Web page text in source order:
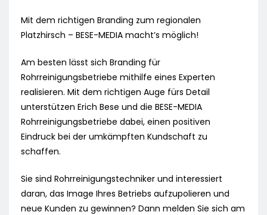
Mit dem richtigen Branding zum regionalen
Platzhirsch – BESE-MEDIA macht’s möglich!
Am besten lässt sich Branding für
Rohrreinigungsbetriebe mithilfe eines Experten
realisieren. Mit dem richtigen Auge fürs Detail
unterstützen Erich Bese und die BESE-MEDIA
Rohrreinigungsbetriebe dabei, einen positiven
Eindruck bei der umkämpften Kundschaft zu
schaffen.
Sie sind Rohrreinigungstechniker und interessiert
daran, das Image Ihres Betriebs aufzupolieren und
neue Kunden zu gewinnen? Dann melden Sie sich am